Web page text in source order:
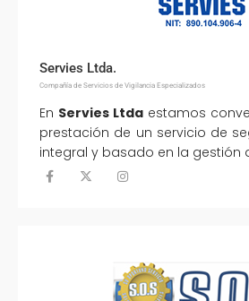
Servies Ltda.
Compañía de Servicios de Vigilancia Especializados
En Servies Ltda estamos
prestación de un servicio de
integral y basado en la gestión